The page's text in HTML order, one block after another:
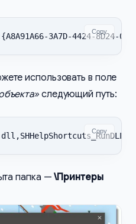
3A7D-4424-8D24-
Copy
использовать в поле
следующий путь:
Copy
папка —\Принтеры